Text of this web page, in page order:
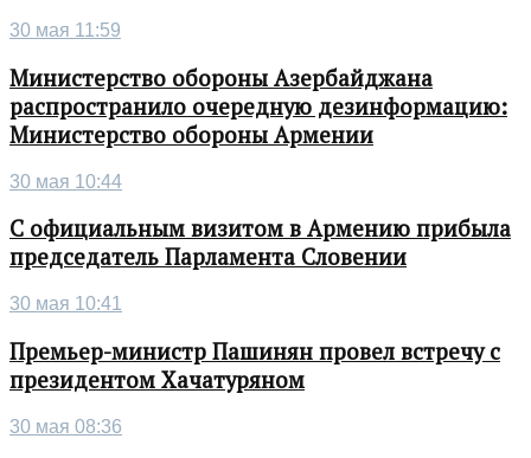
30 мая 11:59
Министерство обороны Азербайджана
распространило очередную дезинформацию:
Министерство обороны Армении
30 мая 10:44
С официальным визитом в Армению прибыла
председатель Парламента Словении
30 мая 10:41
Премьер-министр Пашинян провел встречу с
президентом Хачатуряном
30 мая 08:36